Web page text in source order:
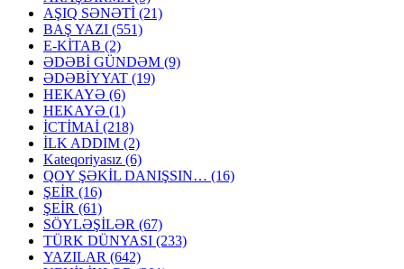
AŞIQ SƏNƏTİ (21)
BAŞ YAZI (551)
E-KİTAB (2)
ƏDƏBİ GÜNDƏM (9)
ƏDƏBİYYAT (19)
HEKAYƏ (6)
HEKAYƏ (1)
İCTİMAİ (218)
İLK ADDIM (2)
Kateqoriyasız (6)
QOY ŞƏKİL DANIŞSIN… (16)
ŞEİR (16)
ŞEİR (61)
SÖYLƏŞİLƏR (67)
TÜRK DÜNYASI (233)
YAZILAR (642)